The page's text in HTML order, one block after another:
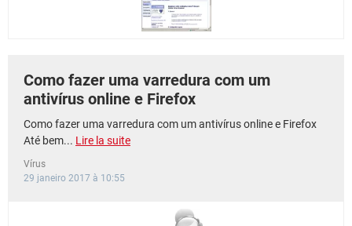
Como fazer uma varredura com um
antivírus online e Firefox
Como fazer uma varredura com um antivírus online e Firefox
Até bem... Lire la suite
Vírus
29 janeiro 2017 à 10:55